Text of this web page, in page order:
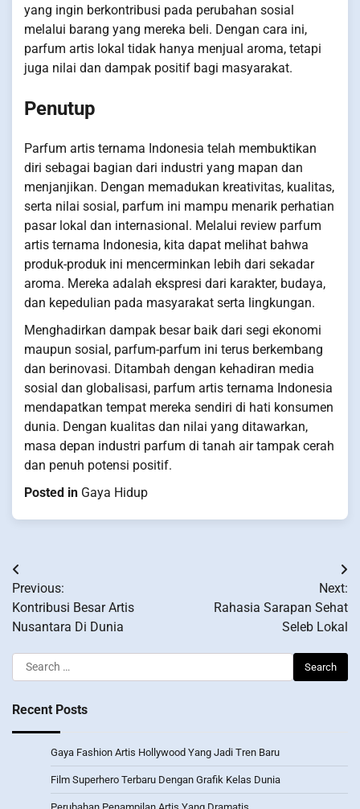
yang ingin berkontribusi pada perubahan sosial
melalui barang yang mereka beli. Dengan cara ini,
parfum artis lokal tidak hanya menjual aroma, tetapi
juga nilai dan dampak positif bagi masyarakat.
Penutup
Parfum artis ternama Indonesia telah membuktikan
diri sebagai bagian dari industri yang mapan dan
menjanjikan. Dengan memadukan kreativitas, kualitas,
serta nilai sosial, parfum ini mampu menarik perhatian
pasar lokal dan internasional. Melalui review parfum
artis ternama Indonesia, kita dapat melihat bahwa
produk-produk ini mencerminkan lebih dari sekadar
aroma. Mereka adalah ekspresi dari karakter, budaya,
dan kepedulian pada masyarakat serta lingkungan.
Menghadirkan dampak besar baik dari segi ekonomi
maupun sosial, parfum-parfum ini terus berkembang
dan berinovasi. Ditambah dengan kehadiran media
sosial dan globalisasi, parfum artis ternama Indonesia
mendapatkan tempat mereka sendiri di hati konsumen
dunia. Dengan kualitas dan nilai yang ditawarkan,
masa depan industri parfum di tanah air tampak cerah
dan penuh potensi positif.
Posted in Gaya Hidup
Post
navigation
Previous:
Kontribusi Besar Artis
Nusantara Di Dunia
Next:
Rahasia Sarapan Sehat
Seleb Lokal
Search
for:
Recent Posts
Gaya Fashion Artis Hollywood Yang Jadi Tren Baru
Film Superhero Terbaru Dengan Grafik Kelas Dunia